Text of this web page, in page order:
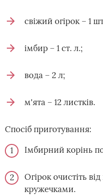
свіжий огірок – 1
імбир – 1 ст. л.;
вода – 2 л;
м'ята – 12 листків.
Спосіб приготування:
Імбирний корінь
Огірок очистіть
кружечками.